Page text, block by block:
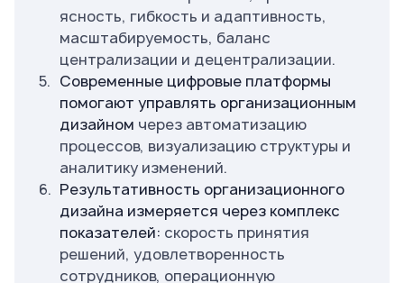
ясность, гибкость и адаптивность,
масштабируемость, баланс
централизации и децентрализации.
Современные цифровые платформы
помогают управлять организационным
дизайном через автоматизацию
процессов, визуализацию структуры и
аналитику изменений.
Результативность организационного
дизайна измеряется через комплекс
показателей: скорость принятия
решений, удовлетворенность
сотрудников, операционную